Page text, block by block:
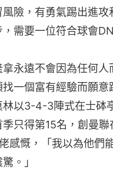
險，有勇氣踢出進
需要一位符合球會
永遠不會因為任何
一個富有經驗而願
以3-4-3陣式在士砵
只得第15名，創曼
感慨，「我以為他們
。」